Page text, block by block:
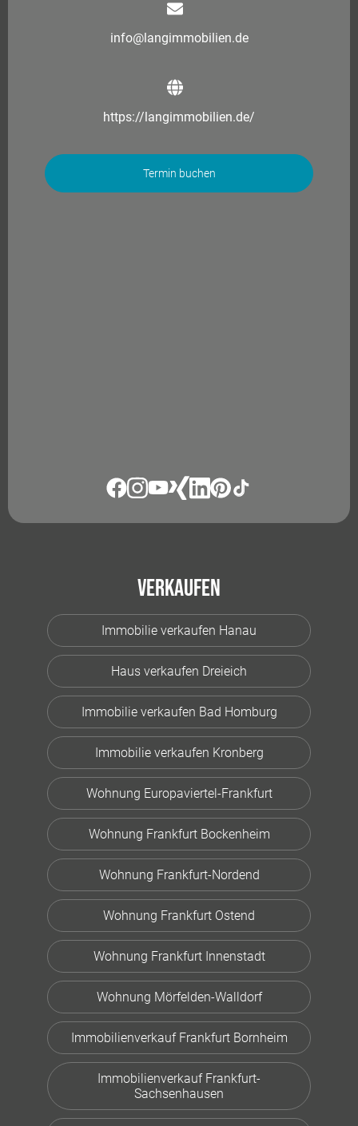
info@langimmobilien.de
https://langimmobilien.de/
Termin buchen
Verkaufen
Immobilie verkaufen Hanau
Haus verkaufen Dreieich
Immobilie verkaufen Bad Homburg
Immobilie verkaufen Kronberg
Wohnung Europaviertel-Frankfurt
Wohnung Frankfurt Bockenheim
Wohnung Frankfurt-Nordend
Wohnung Frankfurt Ostend
Wohnung Frankfurt Innenstadt
Wohnung Mörfelden-Walldorf
Immobilienverkauf Frankfurt Bornheim
Immobilienverkauf Frankfurt-
Sachsenhausen